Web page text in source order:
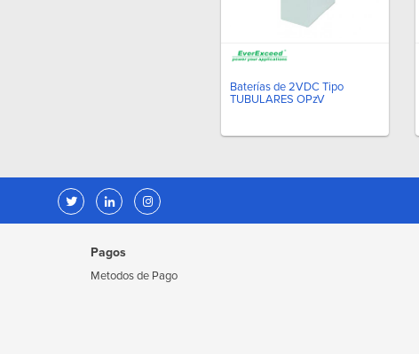
Baterías de 2VDC Tipo
TUBULARES OPzV
Pagos
Metodos de Pago